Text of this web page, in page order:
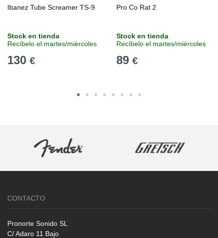
Ibanez Tube Screamer TS-9
Stock en tienda
Recíbelo el martes/miércoles
130 €
Pro Co Rat 2
Stock en tienda
Recíbelo el martes/miércoles
89 €
CONTACTO
Pronorte Sonido SL
C/ Adaro 11 Bajo